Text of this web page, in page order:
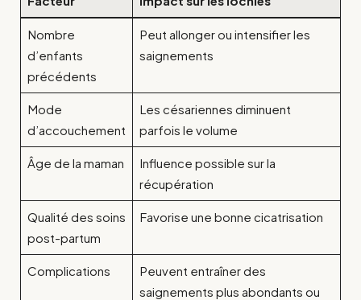
Nombre
d’enfants
précédents
Peut allonger ou intensifier les
saignements
Mode
d’accouchement
Les césariennes diminuent
parfois le volume
Âge de la maman
Influence possible sur la
récupération
Qualité des soins
post-partum
Favorise une bonne cicatrisation
Complications
Peuvent entraîner des
saignements plus abondants ou